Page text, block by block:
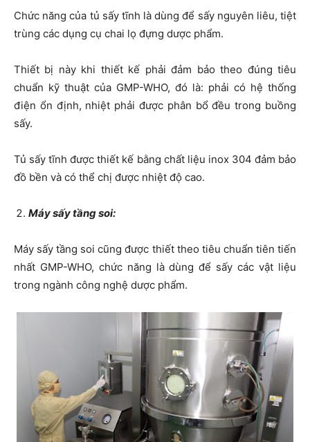
Chức năng của tủ sấy tĩnh là dùng để sấy nguyên liêu, tiệt
trùng các dụng cụ chai lọ đựng dược phẩm.
Thiết bị này khi thiết kế phải đảm bảo theo đúng tiêu
chuẩn kỹ thuật của GMP-WHO, đó là: phải có hệ thống
điện ổn định, nhiệt phải được phân bổ đều trong buồng
sấy.
Tủ sấy tĩnh được thiết kế bằng chất liệu inox 304 đảm bảo
đồ bền và có thể chị được nhiệt độ cao.
Máy sấy tầng soi:
Máy sấy tầng soi cũng được thiết theo tiêu chuẩn tiên tiến
nhất GMP-WHO, chức năng là dùng để sấy các vật liệu
trong ngành công nghệ dược phẩm.